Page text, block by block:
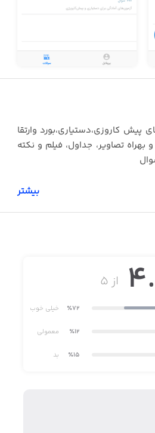
پیش کاروزی،دستیاری،بورد وارتقا
بهراه تصاویر، جداول، فیلم و نکته
بیشتر
از ۵
٪72 خیلی خوب
٪12 معمولی
٪15 بد